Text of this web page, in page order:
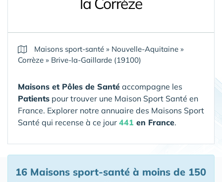
Maisons sport-santé » Nouvelle-Aquitaine »
Corrèze » Brive-la-Gaillarde (19100)
Maisons et Pôles de Santé accompagne les
Patients pour trouver une Maison Sport Santé en
France. Explorer notre annuaire des Maisons Sport
Santé qui recense à ce jour 441 en France.
16 Maisons sport-santé à moins de 150